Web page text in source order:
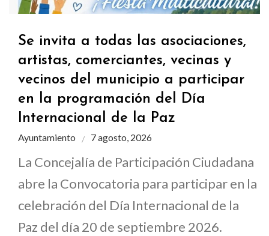
Se invita a todas las asociaciones,
artistas, comerciantes, vecinas y
vecinos del municipio a participar
en la programación del Día
Internacional de la Paz
Ayuntamiento 7 agosto, 2026
La Concejalía de Participación Ciudadana
abre la Convocatoria para participar en la
celebración del Día Internacional de la
Paz del día 20 de septiembre 2026.